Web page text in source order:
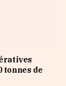
tonnes de